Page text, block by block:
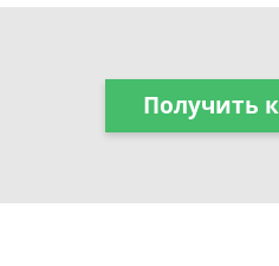
Получить